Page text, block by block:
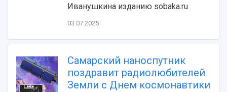
Официальные документы
Иванушкина изданию sobaka.ru
03.07.2025
Самарский наноспутник
поздравит радиолюбителей
Земли с Днем космонавтики